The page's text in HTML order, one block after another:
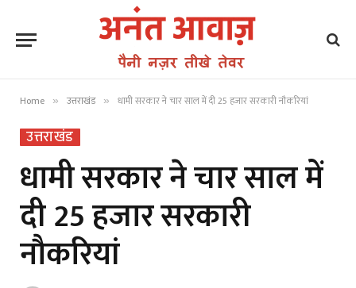
Home » उत्तराखंड » धामी सरकार ने चार साल में दी 25 हजार सरकारी नौकरियां
उत्तराखंड
धामी सरकार ने चार साल में
दी 25 हजार सरकारी
नौकरियां